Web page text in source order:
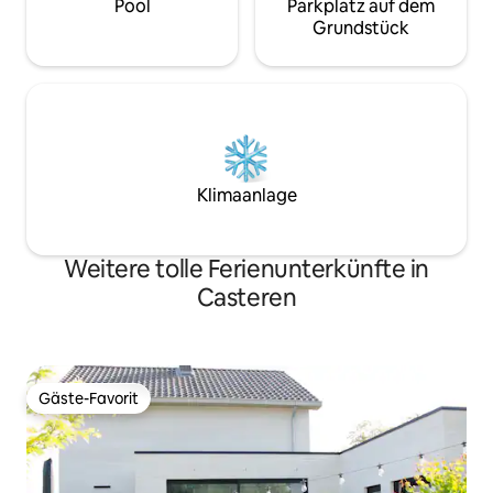
Pool
Parkplatz auf dem
Grundstück
Klimaanlage
Weitere tolle Ferienunterkünfte in
Casteren
Gäste-Favorit
Gäste-Favorit